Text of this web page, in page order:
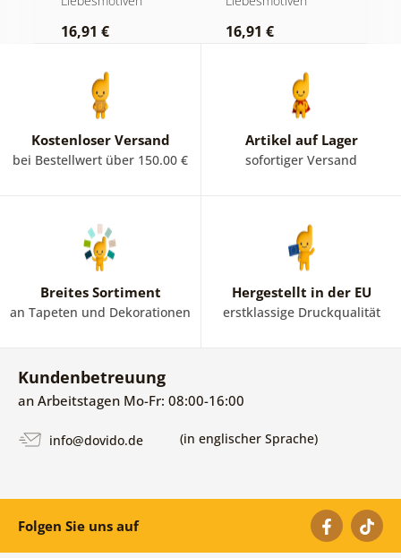
16,91 € 16,91 €
Kostenloser Versand
bei Bestellwert über 150.00 €
Artikel auf Lager
sofortiger Versand
Breites Sortiment
an Tapeten und Dekorationen
Hergestellt in der EU
erstklassige Druckqualität
Kundenbetreuung
an Arbeitstagen Mo-Fr: 08:00-16:00
info@dovido.de (in englischer Sprache)
Folgen Sie uns auf